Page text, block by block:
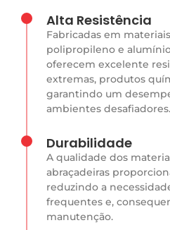
Alta Resistência
Fabricadas em
polipropileno e
oferecem excelente
extremas, produtos
garantindo um
ambientes desafiadores.
Durabilidade
A qualidade dos
abraçadeiras
reduzindo a
frequentes e,
manutenção.